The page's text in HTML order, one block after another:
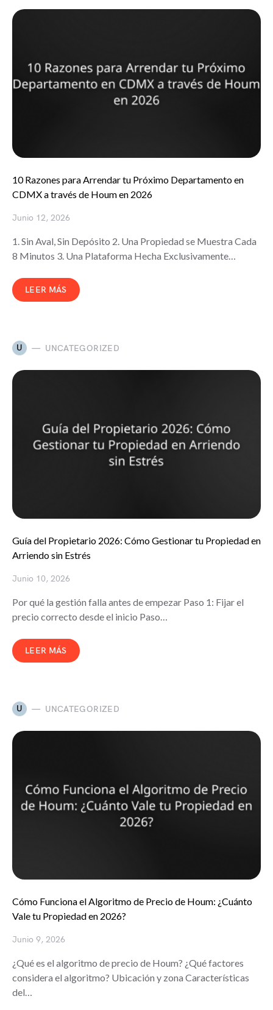
10 Razones para Arrendar tu Próximo Departamento en
CDMX a través de Houm en 2026
Junio 12, 2026
1. Sin Aval, Sin Depósito 2. Una Propiedad se Muestra Cada
8 Minutos 3. Una Plataforma Hecha Exclusivamente…
LEER MÁS
U UNCATEGORIZED
Guía del Propietario 2026: Cómo Gestionar tu Propiedad en
Arriendo sin Estrés
Junio 10, 2026
Por qué la gestión falla antes de empezar Paso 1: Fijar el
precio correcto desde el inicio Paso…
LEER MÁS
U UNCATEGORIZED
Cómo Funciona el Algoritmo de Precio de Houm: ¿Cuánto
Vale tu Propiedad en 2026?
Junio 9, 2026
¿Qué es el algoritmo de precio de Houm? ¿Qué factores
considera el algoritmo? Ubicación y zona Características
del…